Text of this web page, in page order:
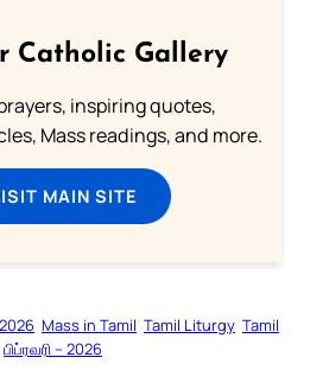
Catholic Gallery
inspiring quotes,
Mass readings, and more.
MAIN SITE
Mass in Tamil Tamil Liturgy Tamil
பிப்ரவரி – 2026